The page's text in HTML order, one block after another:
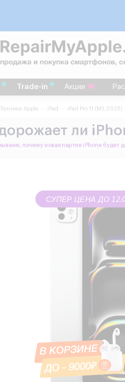
Trade-in Акции
Техника Apple iPad iPad Pro 11 (М5,2025)
СУПЕР ЦЕНА ДО